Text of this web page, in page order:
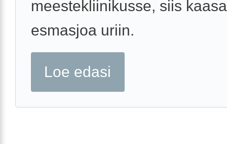
meestekliinikusse, siis kaasa
esmasjoa uriin.
Loe edasi